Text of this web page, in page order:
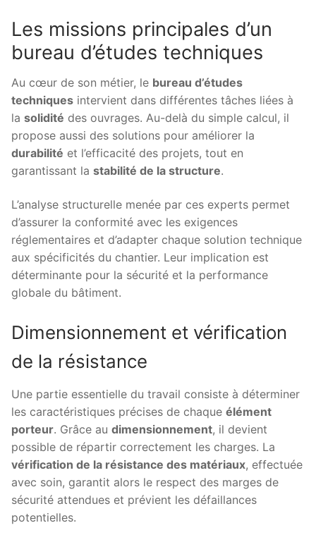
Les missions principales d’un
bureau d’études techniques
Au cœur de son métier, le bureau d’études
techniques intervient dans différentes tâches liées à
la solidité des ouvrages. Au-delà du simple calcul, il
propose aussi des solutions pour améliorer la
durabilité et l’efficacité des projets, tout en
garantissant la stabilité de la structure.
L’analyse structurelle menée par ces experts permet
d’assurer la conformité avec les exigences
réglementaires et d’adapter chaque solution technique
aux spécificités du chantier. Leur implication est
déterminante pour la sécurité et la performance
globale du bâtiment.
Dimensionnement et vérification
de la résistance
Une partie essentielle du travail consiste à déterminer
les caractéristiques précises de chaque élément
porteur. Grâce au dimensionnement, il devient
possible de répartir correctement les charges. La
vérification de la résistance des matériaux, effectuée
avec soin, garantit alors le respect des marges de
sécurité attendues et prévient les défaillances
potentielles.